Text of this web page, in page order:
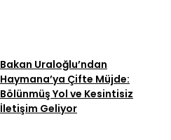
Bakan Uraloğlu’ndan
Haymana’ya Çifte Müjde:
Bölünmüş Yol ve Kesintisiz
İletişim Geliyor